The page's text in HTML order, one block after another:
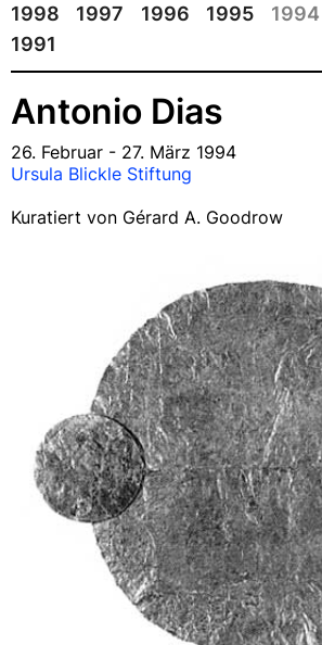
1998
1997 1996 1995 1994
1991
Antonio Dias
26. Februar - 27. März 1994
Ursula Blickle Stiftung
Kuratiert von Gérard A. Goodrow